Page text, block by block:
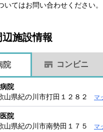
いてはお問い合わせください。
施設情報
院 コンビニ
院
山県紀の川市打田１２８２ マ
院
山県紀の川市南勢田１７５ マ